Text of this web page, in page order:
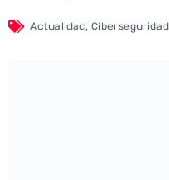
Actualidad, Ciberseguridad